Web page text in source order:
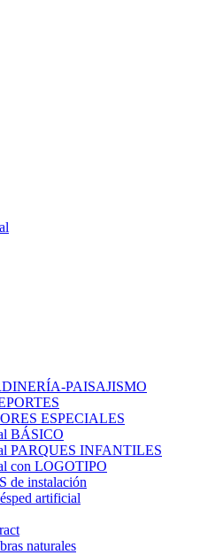
PAISAJISMO
ESPECIALES
BÁSICO
PARQUES INFANTILES
con LOGOTIPO
de instalación
artificial
naturales